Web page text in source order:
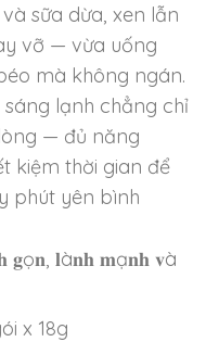
sữa dừa, xen lẫn
vỡ — vừa uống
mà không ngán.
lạnh chẳng chỉ
— đủ năng
kiệm thời gian để
phút yên bình
𝐠ọ𝐧, 𝐥à𝐧𝐡 𝐦ạ𝐧𝐡 𝐯à
x 18g